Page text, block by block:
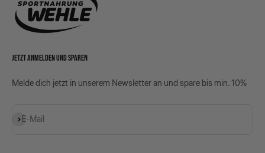
JETZT ANMELDEN UND SPAREN
Melde dich jetzt in unserem Newsletter an und spare bis min. 10%
E-Mail
Abonnieren